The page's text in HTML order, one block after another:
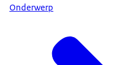
Onderwerp